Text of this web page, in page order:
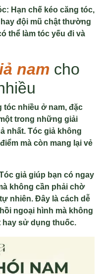
Hạn chế kéo căng tóc,
đội mũ chật thường
thể làm tóc yếu đi và
nam cho
tóc nhiều ở nam, đặc
trong những giải
nhất. Tóc giả không
mà còn mang lại vẻ
giả giúp bạn có ngay
không cần phải chờ
nhiên. Đây là cách dễ
ngoại hình mà không
hay sử dụng thuốc.